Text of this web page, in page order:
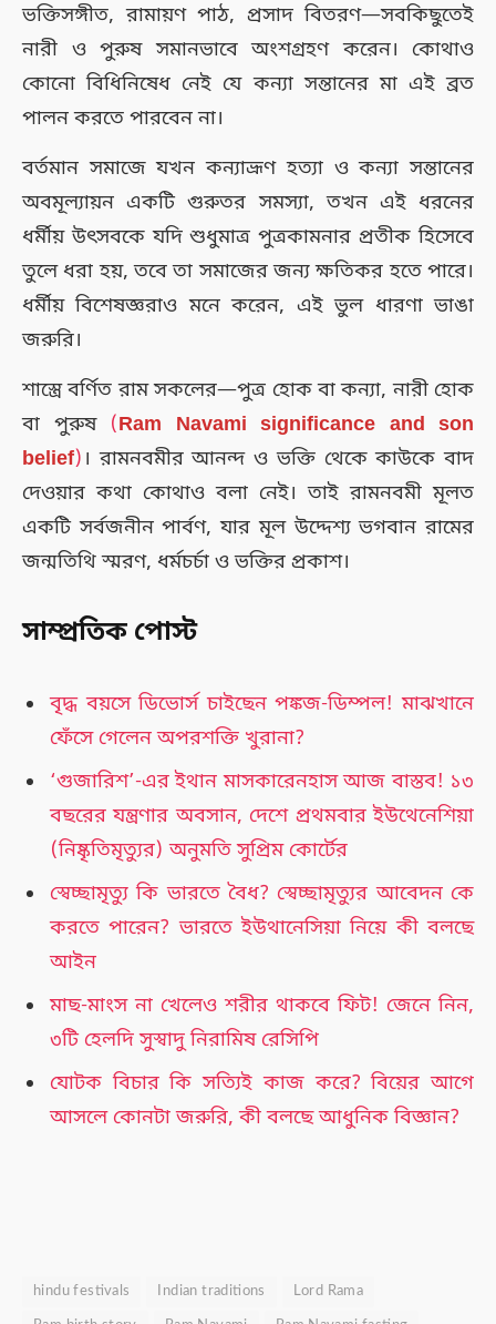
ভক্তিসঙ্গীত, রামায়ণ পাঠ, প্রসাদ বিতরণ—সবকিছুতেই
নারী ও পুরুষ সমানভাবে অংশগ্রহণ করেন। কোথাও
কোনো বিধিনিষেধ নেই যে কন্যা সন্তানের মা এই ব্রত
পালন করতে পারবেন না।
বর্তমান সমাজে যখন কন্যাভ্রূণ হত্যা ও কন্যা সন্তানের
অবমূল্যায়ন একটি গুরুতর সমস্যা, তখন এই ধরনের
ধর্মীয় উৎসবকে যদি শুধুমাত্র পুত্রকামনার প্রতীক হিসেবে
তুলে ধরা হয়, তবে তা সমাজের জন্য ক্ষতিকর হতে পারে।
ধর্মীয় বিশেষজ্ঞরাও মনে করেন, এই ভুল ধারণা ভাঙা
জরুরি।
শাস্ত্রে বর্ণিত রাম সকলের—পুত্র হোক বা কন্যা, নারী হোক
বা পুরুষ (Ram Navami significance and son
belief) । রামনবমীর আনন্দ ও ভক্তি থেকে কাউকে বাদ
দেওয়ার কথা কোথাও বলা নেই। তাই রামনবমী মূলত
একটি সর্বজনীন পার্বণ, যার মূল উদ্দেশ্য ভগবান রামের
জন্মতিথি স্মরণ, ধর্মচর্চা ও ভক্তির প্রকাশ।
সাম্প্রতিক পোস্ট
বৃদ্ধ বয়সে ডিভোর্স চাইছেন পঙ্কজ-ডিম্পল! মাঝখানে
ফেঁসে গেলেন অপরশক্তি খুরানা?
‘গুজারিশ’-এর ইথান মাসকারেনহাস আজ বাস্তব! ১৩
বছরের যন্ত্রণার অবসান, দেশে প্রথমবার ইউথেনেশিয়া
(নিষ্কৃতিমৃত্যুর) অনুমতি সুপ্রিম কোর্টের
স্বেচ্ছামৃত্যু কি ভারতে বৈধ? স্বেচ্ছামৃত্যুর আবেদন কে
করতে পারেন? ভারতে ইউথানেসিয়া নিয়ে কী বলছে
আইন
মাছ-মাংস না খেলেও শরীর থাকবে ফিট! জেনে নিন,
৩টি হেলদি সুস্বাদু নিরামিষ রেসিপি
যোটক বিচার কি সত্যিই কাজ করে? বিয়ের আগে
আসলে কোনটা জরুরি, কী বলছে আধুনিক বিজ্ঞান?
hindu festivals Indian traditions Lord Rama